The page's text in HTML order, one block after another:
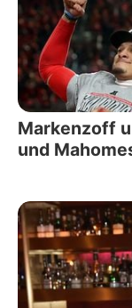
Markenzoff
und